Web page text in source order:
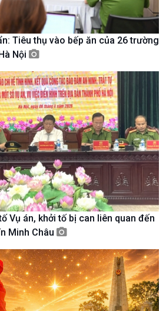
Chuyên mục
Theo dòng Thời sự
Thế giới
Vấn đề quốc tế
Hồ sơ sự kiện quốc tế
Thế giới & Việt Nam
Biên cương - Một dải vững
bền
Nông nghiệp & Biển đảo
Tin Nông nghiệp & Biển
đảo
Mùa vàng
Tâm tình biên giới và hải
đảo
Tìm hiểu biển, đảo Việt
Nam
Tiêu thụ vào bếp ăn của 26 trường
Nội
Vụ án, khởi tố bị can liên quan đến
Minh Châu